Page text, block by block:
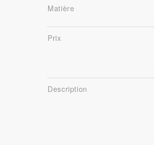
Matière
Prix
Description